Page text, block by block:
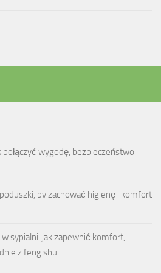
połączyć wygodę, bezpieczeństwo i
by zachować higienę i komfort
w sypialni: jak zapewnić komfort,
z feng shui